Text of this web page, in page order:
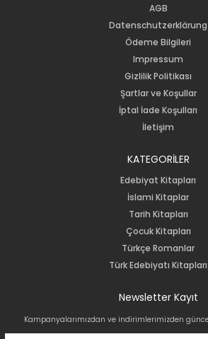
AGB
Datenschutzerklärung
Ödeme Bilgileri
Impressum
Gizlilik Politikası
Şartlar ve Koşullar
İptal İade Koşulları
İletişim
KATEGORİLER
Edebiyat Kitapları
İslami Kitaplar
Tarih Kitapları
Çocuk Kitapları
Türkçe Romanlar
Türk Edebiyatı Kitapları
Newsletter Kayıt
Kampanyalarımızdan ve indirimlerimizden